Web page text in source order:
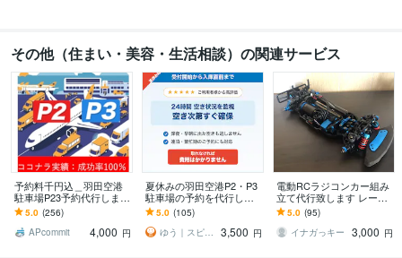
その他（住まい・美容・生活相談）の関連サービス
予約料千円込＿羽田空港
駐車場P23予約代行します
[実績100%※の成功率/1000
円込！]評価を参照下さい
5.0 (256)
APcommit
4,000 円
夏休みの羽田空港P2・P3
駐車場の予約を代行しま
す 手数料込み・満車もキ
ャンセル待ち対応
5.0 (105)
ゆう｜スピード予約代行
3,500 円
電動RCラジコンカー組み
立て代行致します レース
での優勝経験を活かし
て、まごころ込めて組み
立てます
5.0 (95)
イナガっキー
3,000 円